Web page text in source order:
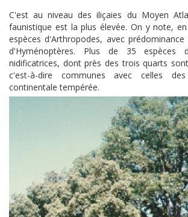
C'est au niveau des iliçaies du Moyen
faunistique est la plus élevée. On y note,
espèces d'Arthropodes, avec
d'Hyménoptères. Plus de 35 espèces
nidificatrices, dont près des trois quarts
c'est-à-dire communes avec celles
continentale tempérée.